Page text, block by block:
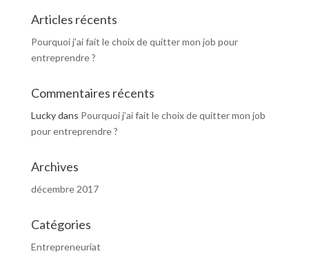
Articles récents
Pourquoi j’ai fait le choix de quitter mon job pour
entreprendre ?
Commentaires récents
Luckydans Pourquoi j’ai fait le choix de quitter mon job
pour entreprendre ?
Archives
décembre 2017
Catégories
Entrepreneuriat